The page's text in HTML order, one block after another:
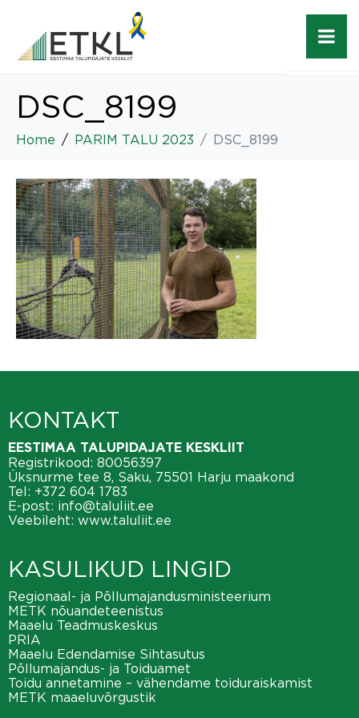
DSC_8199
Home PARIM TALU 2023 DSC_8199
KONTAKT
EESTIMAA TALUPIDAJATE KESKLIIT
Registrikood: 80056397
Üksnurme tee 8, Saku, 75501 Harju maakond
Tel: +372 604 1783
E-post: info@taluliit.ee
Veebileht: www.taluliit.ee
KASULIKUD LINGID
Regionaal- ja Põllumajandusministeerium
METK nõuandeteenistus
Maaelu Teadmuskeskus
PRIA
Maaelu Edendamise Sihtasutus
Põllumajandus- ja Toiduamet
Toidu annetamine – vähendame toiduraiskamist
METK maaeluvõrgustik